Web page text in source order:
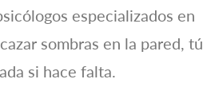
especializados en
sombras en la pared, tú
si hace falta.